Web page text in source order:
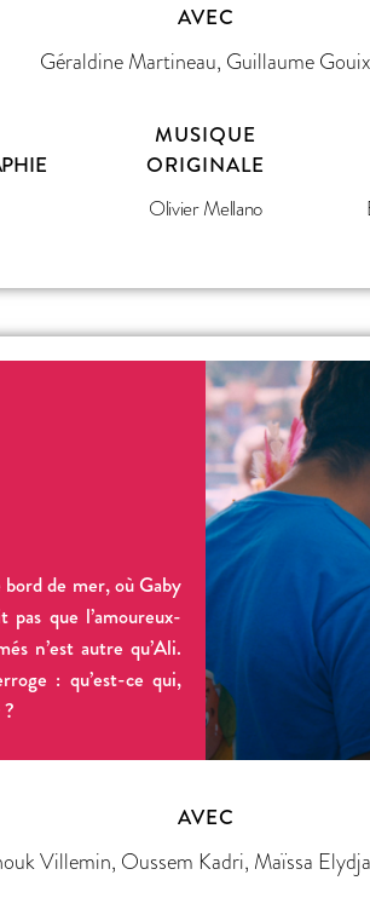
AVEC
Géraldine Martineau, Guillaume Gouix
MUSIQUE
ORIGINALE
Olivier Mellano
de mer, où Gaby
que l’amoureux-
n’est autre qu’Ali.
: qu’est-ce qui,
AVEC
Villemin, Oussem Kadri, Maïssa